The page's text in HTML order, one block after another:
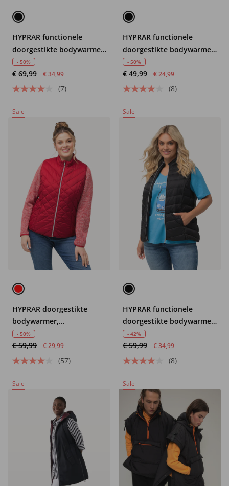
HYPRAR functionele
doorgestikte bodywarmer,
waterafstotend, capuchon
- 50%
€ 69,99 € 34,99
(7)
HYPRAR functionele
doorgestikte bodywarmer,
waterafstotend,
gerecycled
- 50%
€ 49,99 € 24,99
(8)
Sale
HYPRAR doorgestikte
bodywarmer,
waterafstotend,
opstaande kraag,
gerecycled
- 50%
€ 59,99 € 29,99
(57)
Sale
HYPRAR functionele
doorgestikte bodywarmer,
waterafstotend,
ritszakken
- 42%
€ 59,99 € 34,99
(8)
Sale Sale